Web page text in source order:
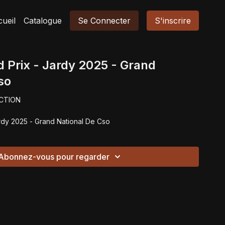
Catalogue Se Connecter S'inscrire
Prix - Jardy 2025 - Grand
2025 - Grand National De Cso
vous pour regarder